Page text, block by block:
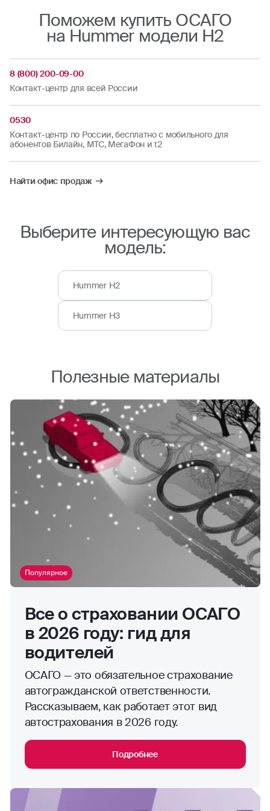
Поможем купить ОСАГО
на Hummer модели H2
8 (800) 200-09-00
Контакт-центр для всей России
0530
Контакт-центр по России, бесплатно с мобильного для
абонентов Билайн, МТС, МегаФон и t2
Найти офис продаж
Выберите интересующую вас
модель:
Hummer H2
Hummer H3
Полезные материалы
Популярное
Все о страховании ОСАГО
в 2026 году: гид для
водителей
ОСАГО — это обязательное страхование
автогражданской ответственности.
Рассказываем, как работает этот вид
автострахования в 2026 году.
Подробнее